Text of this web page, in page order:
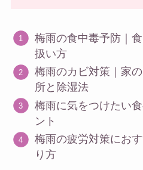
梅雨の食中毒予防｜
扱い方
梅雨のカビ対策｜家
所と除湿法
梅雨に気をつけたい
ント
梅雨の疲労対策にお
り方